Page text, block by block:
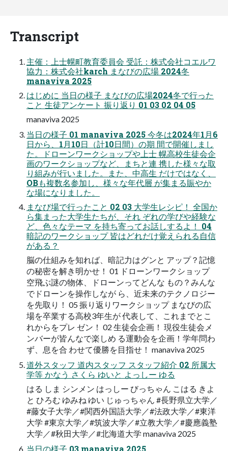
Transcript
主催：上士幌町教育委員会 受託：株式会社コエルワ
協力：株式会社karch まなびの広場 2024冬
manaviva 2025
はじめに 当日の様子 まなびの広場2024冬で行った
こと 生徒アンケート 振り返り 01 03 02 04 05
manaviva 2025
当日の様子 01 manaviva 2025 今冬は2024年1月6
日から、1月10日（計10日間）の期 間で開催しまし
た。ドローンワークショップや上士 幌高校生徒会企
画のワークショップなど、まちと連 携した様々な取
り組みが行いました。また、中高生 だけではなく、
OBも複数名参加し、様々な年代層 が集まる賑やか
な場になりました。
まなび場で行ったこと 02 03 大学生レシピ！ 全国か
ら集まった大学生たちが、それ ぞれの学びや経験な
ど、色々なテーマ を持ち寄ってお話しするよ！ 04
暗記のワークショップ 皆はどれだけ覚えられる自信
がある？
脳の仕組みを知れば、暗記力はグンと アップ？記憶
の秘密を解き明かせ！ 01 ドローンワークショップ
空飛ぶ謎の物体、ドローンってどんな もの？みんな
でドローンを操作しなが ら、近未来のテクノロジー
を先取り！ 05 振り返りワークショップ まなびの広
場を卒業する高校3年生が 代表して、これまでとこ
れからをプレ ゼン！ 02 生徒会企画！ 現役生徒会メ
ンバーが皆んなで楽しめ る運動会を企画！学年問わ
ず、息を合 わせて優勝を目指せ！ manaviva 2025
道外スタッフ 道内スタッフ スタッフ紹介 02 所属大
学等 かなう さくら ゆいと よっしー ゆる
はる しま シンメン はっしー びっちゃん こはる きよ
と ひろむ ゆみね ゆい じゅっちゃん #長野県立大学／
#藤女子大学／#関西外国語大学／#法政大学／#東洋
大学 #東京大学／#筑波大学／#立教大学／#慶應義塾
大学／#秋田大学／#北海道大学 manaviva 2025
当日の様子 03 manaviva 2025